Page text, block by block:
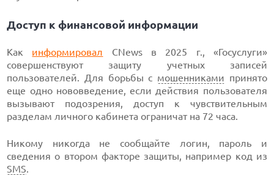
Доступ к финансовой информации
Как информировал CNews в 2025 г., «Госуслуги»
совершенствуют защиту учетных записей
пользователей. Для борьбы с мошенниками принято
еще одно нововведение, если действия пользователя
вызывают подозрения, доступ к чувствительным
разделам личного кабинета ограничат на 72 часа.
Никому никогда не сообщайте логин, пароль и
сведения о втором факторе защиты, например код из
SMS.